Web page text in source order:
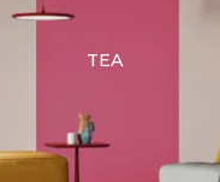
TEA